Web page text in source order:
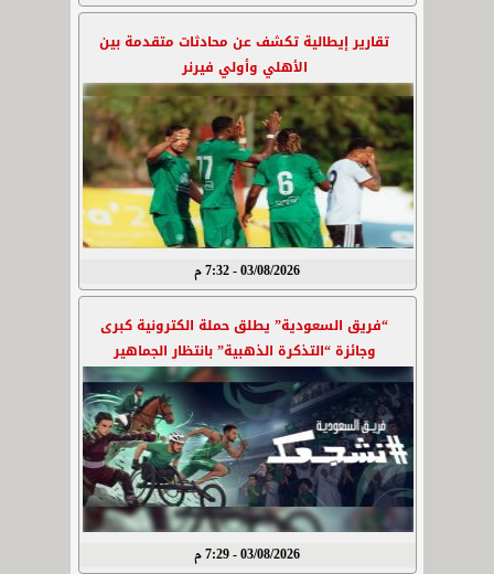
تقارير إيطالية تكشف عن محادثات متقدمة بين
الأهلي وأولي فيرنر
03/08/2026 - 7:32 م
“فريق السعودية” يطلق حملة الكترونية كبرى
وجائزة “التذكرة الذهبية” بانتظار الجماهير
03/08/2026 - 7:29 م